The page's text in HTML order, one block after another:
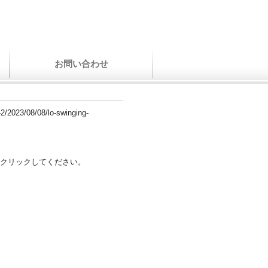
お問い合わせ
2023/08/08/lo-swinging-
リックしてください。